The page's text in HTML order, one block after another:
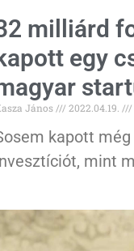
milliárd
egy
János 2022.04.19.
kapott
mint